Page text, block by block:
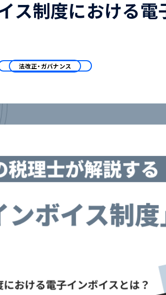
ス制度における電
法改正・ガバナンス